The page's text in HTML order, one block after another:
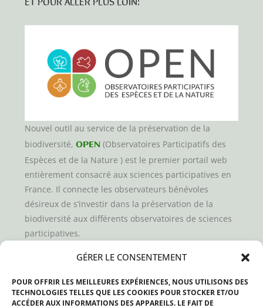
GÉRER LE CONSENTEMENT
POUR OFFRIR LES MEILLEURES EXPÉRIENCES, NOUS UTILISONS DES
TECHNOLOGIES TELLES QUE LES COOKIES POUR STOCKER ET/OU
ACCÉDER AUX INFORMATIONS DES APPAREILS. LE FAIT DE
Nouvel outil au service de la préservation de la
biodiversité,OPEN (Observatoires Participatifs des
Espèces et de la Nature ) est le premier portail web
entièrement consacré aux sciences participatives en
France. Il connecte les observateurs bénévoles
désireux de s’investir dans la préservation de la
biodiversité aux différents observatoires de sciences
participatives.
une panoplie extensive de l’ensemble des projets de
science participative existants que nous n’avons pu
lister ici.